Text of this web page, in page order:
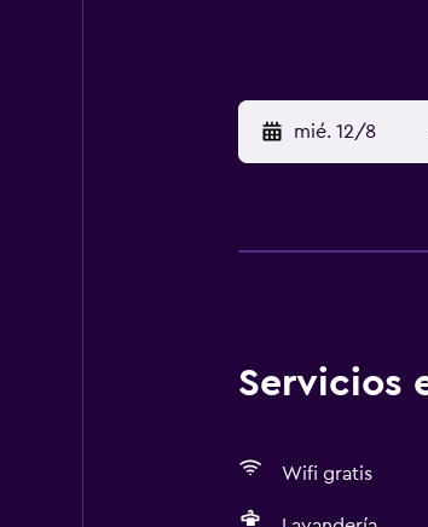
mié. 12/8
Servicios
Wifi gratis